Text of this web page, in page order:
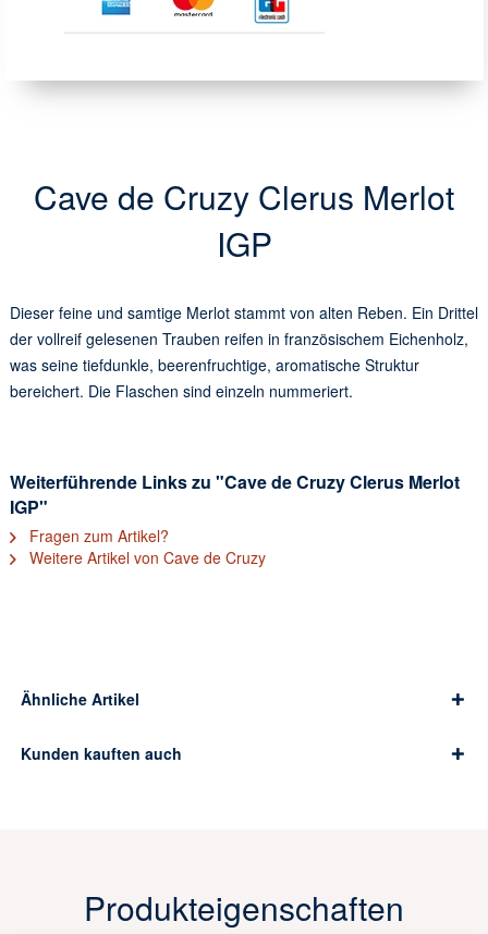
Cave de Cruzy Clerus Merlot
IGP
Dieser feine und samtige Merlot stammt von alten Reben. Ein Drittel
der vollreif gelesenen Trauben reifen in französischem Eichenholz,
was seine tiefdunkle, beerenfruchtige, aromatische Struktur
bereichert. Die Flaschen sind einzeln nummeriert.
Weiterführende Links zu "Cave de Cruzy Clerus Merlot
IGP"
Fragen zum Artikel?
Weitere Artikel von Cave de Cruzy
Ähnliche Artikel
Kunden kauften auch
Produkteigenschaften